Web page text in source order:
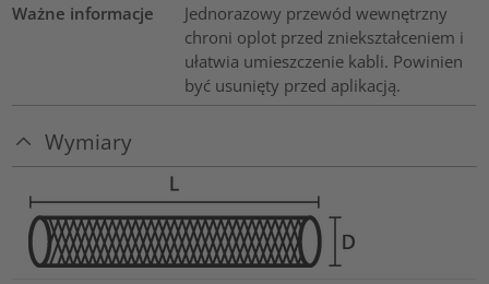
Ważne informacje
Jednorazowy przewód wewnętrzny
chroni oplot przed zniekształceniem i
ułatwia umieszczenie kabli. Powinien
być usunięty przed aplikacją.
Wymiary